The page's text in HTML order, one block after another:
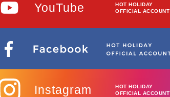
YouTube
HOT HOLIDAY
OFFICIAL ACCOUNT
Instagram
HOT HOLIDAY
OFFICIAL ACCOUNT